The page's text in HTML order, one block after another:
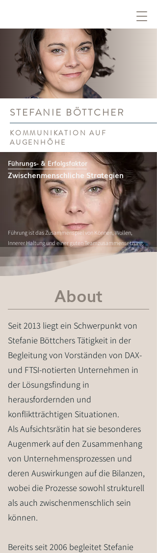
STEFANIE BÖTTCHER
KOMMUNIKATION AUF
AUGENHÖHE
Führungs- & Erfolgsfaktor
Zwischenmenschliche Strategien
Führung ist das Zusammenspiel von Können, Wollen,
Innerer Haltung und einer guten Teamzusammensetzung.
About
Seit 2013 liegt ein Schwerpunkt von
Stefanie Böttchers Tätigkeit in der
Begleitung von Vorständen von DAX-
und FTSI-notierten Unternehmen in
der Lösungsfindung in
herausfordernden und
konfliktträchtigen Situationen.
Als Aufsichtsrätin hat sie besonderes
Augenmerk auf den Zusammenhang
von Unternehmensprozessen und
deren Auswirkungen auf die Bilanzen,
wobei die Prozesse sowohl strukturell
als auch zwischenmenschlich sein
können.
Bereits seit 2006 begleitet Stefanie